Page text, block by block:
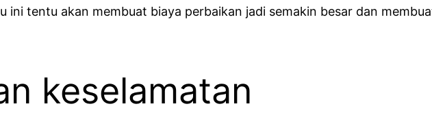
tentu akan membuat biaya perbaikan jadi semakin besar dan
keselamatan